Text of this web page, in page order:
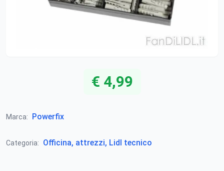
€ 4,99
Marca: Powerfix
Categoria: Officina, attrezzi, Lidl tecnico